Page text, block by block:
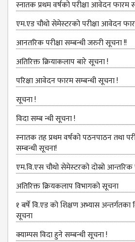
EMIS UNIT
RESEARCH
MANAGEMENT
CELL
EDUCATIONAL
CONSULTANT
COMMITTEE &
CELL
EXAMINATION
MANAGEMENT
COMMITTEE
LIBRARY
MANAGEMENT
COMMITTEE
COMPUTER
MANAGEMENT
CELL
स्नातक प्रथम वर्षको परीक्षा आवेदन फारम
एम.एड चौथो सेमेस्‍टरको परीक्षा आवेदन
आनतरिक परीक्षा सम्बन्धी जरुरी सूचना !!
अतिरिक्त क्रियाकलाप बारे सूचना !
परिक्षा आवेदन फारम सम्बन्धी सूचना !
सूचना !
विदा सम्ब न्धी सूचना !
स्‍नातक तह प्रथम वर्षको पठनपाठन तथा
सम्बन्धी सूचना!
एम.वि.एस चौथो सेमेस्‍टरको दोस्रो आन्तरिक
अतिरिक्त क्रियकलाप विभागको सूचना
१ बर्षे वि.एड को शिक्षण अभ्यास अन्तर्गतका
सूचना
क्याम्पस विदा हुने सम्बन्धी सूचना !